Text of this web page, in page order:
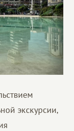
экскурсии,